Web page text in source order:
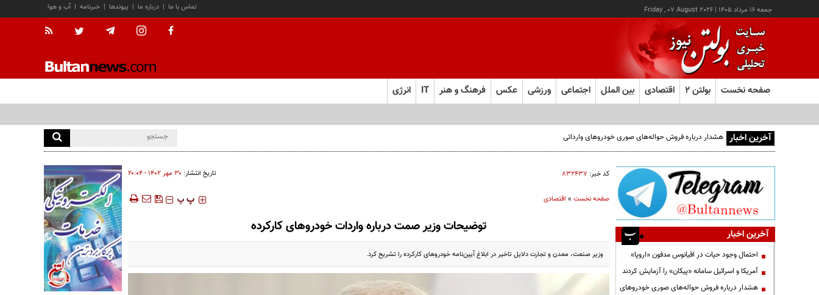
جمعه ۱۶ مرداد ۱۴۰۵ |
Friday , 07 August 2026 آب و هوا | خبرنامه | پیوندها | درباره ما | تماس با ما
صفحه نخست بولتن ۲ اقتصادی بین الملل اجتماعی ورزشی عکس فرهنگ و هنر IT انرژی
آخرین اخبار هشدار درباره فروش حواله‌های صوری خودروهای وارداتی
کد خبر: ۸۳۲۴۳۷ تاریخ انتشار: ۳۰ مهر ۱۴۰۲ - ۲۰:۰۴
صفحه نخست» اقتصادی ‍‍‍ پ پ
توضیحات وزیر صمت درباره واردات خودروهای کارکرده
وزیر صنعت، معدن و تجارت دلایل تاخیر در ابلاغ آیین‌نامه خودروهای کارکرده را تشریح کرد.
آخرین اخبار
احتمال وجود حیات در اقیانوس مدفون «اروپا»
آمریکا و اسرائیل سامانه «پیکان» را آزمایش کردند
هشدار درباره فروش حواله‌های صوری خودروهای